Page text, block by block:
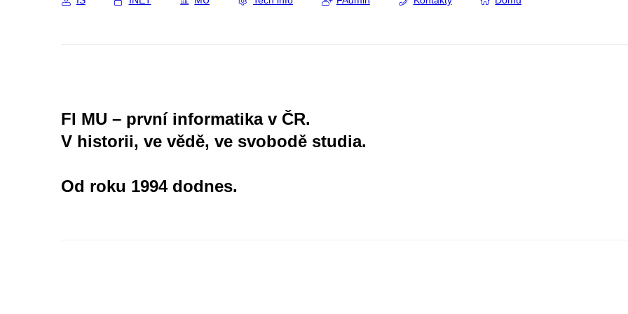
FI MU – první informatika v ČR.
V historii, ve vědě, ve svobodě studia.
Od roku 1994 dodnes.